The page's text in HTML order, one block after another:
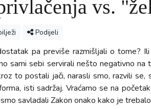
vs.
Podijeli
pa previše razmišljali o tome?
sami sebi servirali nešto negativno
to postali jači, narasli smo, razvili
isti sadržaj. Vraćamo se na
savladali Zakon onako kako je